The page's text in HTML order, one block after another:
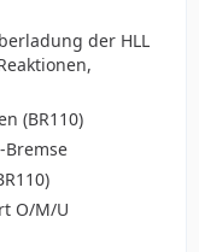
der HLL
(BR110)
O/M/U